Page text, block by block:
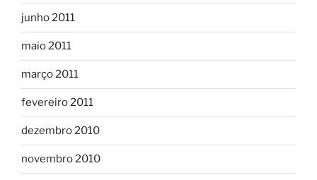
junho 2011
maio 2011
março 2011
fevereiro 2011
dezembro 2010
novembro 2010